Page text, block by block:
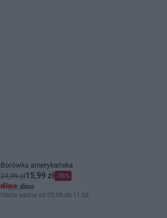
Borówka amerykańska
24,99 zł15,99 zł -36%
dino
Oferta ważna od 05.08 do 11.08